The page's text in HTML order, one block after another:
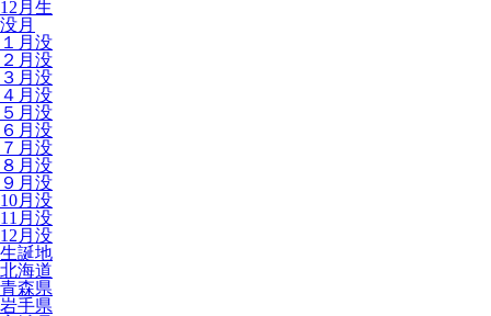
12月生
没月
１月没
２月没
３月没
４月没
５月没
６月没
７月没
８月没
９月没
10月没
11月没
12月没
生誕地
北海道
青森県
岩手県